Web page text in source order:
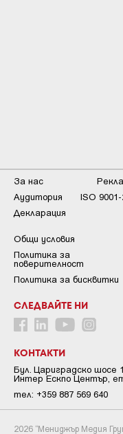
За нас
Аудитория
ISO 9001-
Декларация
Общи условия
Пoлитикa зa
пoвepитeлнocт
Политика за бисквитки
СЛЕДВАЙТЕ НИ
КОНТАКТИ
Бул. Цариградско шосе
Интер Ескпо Център,
тел: +359 887 569 640
2026 “Мениджър Медия